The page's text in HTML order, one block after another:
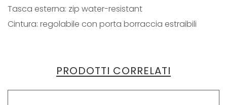
Tasca esterna: zip water-resistant
Cintura: regolabile con porta borraccia estraibili
PRODOTTI CORRELATI